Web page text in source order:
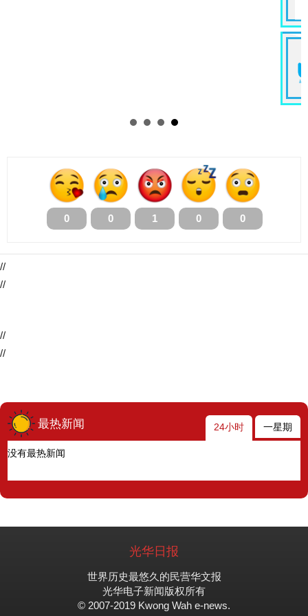
0 0 1 0 0
//
//
//
//
最热新闻 24小时 一星期
没有最热新闻
光华日报
世界历史最悠久的民营华文报
光华电子新闻版权所有
© 2007-2019 Kwong Wah e-news.